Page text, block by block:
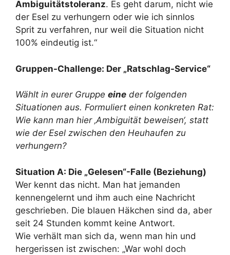
Ambiguitätstoleranz. Es geht darum, nicht wie
der Esel zu verhungern oder wie ich sinnlos
Sprit zu verfahren, nur weil die Situation nicht
100% eindeutig ist.“
Gruppen-Challenge: Der „Ratschlag-Service“
Wählt in eurer Gruppe eine der folgenden
Situationen aus. Formuliert einen konkreten Rat:
Wie kann man hier ‚Ambiguität beweisen‘, statt
wie der Esel zwischen den Heuhaufen zu
verhungern?
Situation A: Die „Gelesen“-Falle (Beziehung)
Wer kennt das nicht. Man hat jemanden
kennengelernt und ihm auch eine Nachricht
geschrieben. Die blauen Häkchen sind da, aber
seit 24 Stunden kommt keine Antwort.
Wie verhält man sich da, wenn man hin und
hergerissen ist zwischen: „War wohl doch